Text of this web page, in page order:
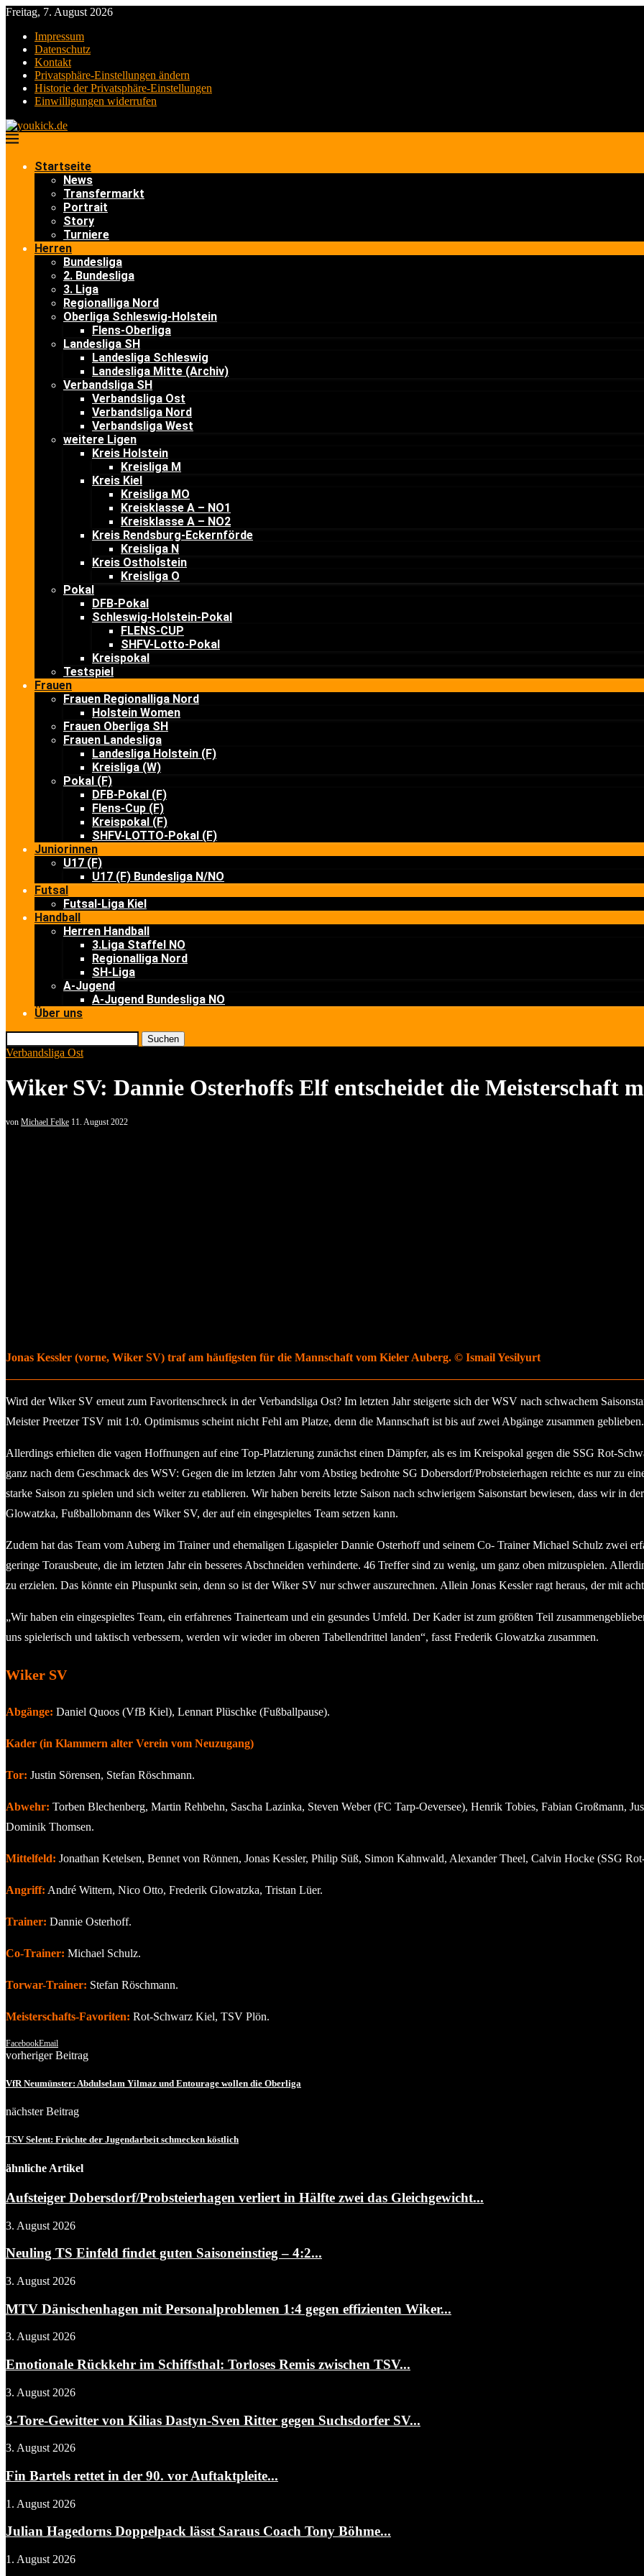
Freitag, 7. August 2026
Impressum
Datenschutz
Kontakt
Privatsphäre-Einstellungen ändern
Historie der Privatsphäre-Einstellungen
Einwilligungen widerrufen
Startseite
News
Transfermarkt
Portrait
Story
Turniere
Herren
Bundesliga
2. Bundesliga
3. Liga
Regionalliga Nord
Oberliga Schleswig-Holstein
Flens-Oberliga
Landesliga SH
Landesliga Schleswig
Landesliga Mitte (Archiv)
Verbandsliga SH
Verbandsliga Ost
Verbandsliga Nord
Verbandsliga West
weitere Ligen
Kreis Holstein
Kreisliga M
Kreis Kiel
Kreisliga MO
Kreisklasse A – NO1
Kreisklasse A – NO2
Kreis Rendsburg-Eckernförde
Kreisliga N
Kreis Ostholstein
Kreisliga O
Pokal
DFB-Pokal
Schleswig-Holstein-Pokal
FLENS-CUP
SHFV-Lotto-Pokal
Kreispokal
Testspiel
Frauen
Frauen Regionalliga Nord
Holstein Women
Frauen Oberliga SH
Frauen Landesliga
Landesliga Holstein (F)
Kreisliga (W)
Pokal (F)
DFB-Pokal (F)
Flens-Cup (F)
Kreispokal (F)
SHFV-LOTTO-Pokal (F)
Juniorinnen
U17 (F)
U17 (F) Bundesliga N/NO
Futsal
Futsal-Liga Kiel
Handball
Herren Handball
3.Liga Staffel NO
Regionalliga Nord
SH-Liga
A-Jugend
A-Jugend Bundesliga NO
Über uns
Suchen
Verbandsliga Ost
Wiker SV: Dannie Osterhoffs Elf entscheidet die Meisterschaft
von Michael Felke 11. August 2022
Jonas Kessler (vorne, Wiker SV) traf am häufigsten für die Mannschaft vom Kieler Auberg. © Ismail Yesilyurt
Wird der Wiker SV erneut zum Favoritenschreck in der Verbandsliga Ost? Im letzten Jahr steigerte sich der WSV nach schwachem
Meister Preetzer TSV mit 1:0. Optimismus scheint nicht Fehl am Platze, denn die Mannschaft ist bis auf zwei Abgänge zusammen geblieben.
Allerdings erhielten die vagen Hoffnungen auf eine Top-Platzierung zunächst einen Dämpfer, als es im Kreispokal gegen die SSG Rot-
ganz nach dem Geschmack des WSV: Gegen die im letzten Jahr vom Abstieg bedrohte SG Dobersdorf/Probsteierhagen reichte es nur zu
starke Saison zu spielen und sich weiter zu etablieren. Wir haben bereits letzte Saison nach schwierigem Saisonstart bewiesen, dass wir in
Glowatzka, Fußballobmann des Wiker SV, der auf ein eingespieltes Team setzen kann.
Zudem hat das Team vom Auberg im Trainer und ehemaligen Ligaspieler Dannie Osterhoff und seinem Co- Trainer Michael Schulz zwei
geringe Torausbeute, die im letzten Jahr ein besseres Abschneiden verhinderte. 46 Treffer sind zu wenig, um ganz oben mitzuspielen.
zu erzielen. Das könnte ein Pluspunkt sein, denn so ist der Wiker SV nur schwer auszurechnen. Allein Jonas Kessler ragt heraus, der mit
„Wir haben ein eingespieltes Team, ein erfahrenes Trainerteam und ein gesundes Umfeld. Der Kader ist zum größten Teil
uns spielerisch und taktisch verbessern, werden wir wieder im oberen Tabellendrittel landen“, fasst Frederik Glowatzka zusammen.
Wiker SV
Abgänge: Daniel Quoos (VfB Kiel), Lennart Plüschke (Fußballpause).
Kader (in Klammern alter Verein vom Neuzugang)
Tor: Justin Sörensen, Stefan Röschmann.
Abwehr: Torben Blechenberg, Martin Rehbehn, Sascha Lazinka, Steven Weber (FC Tarp-Oeversee), Henrik Tobies, Fabian Großmann,
Dominik Thomsen.
Mittelfeld: Jonathan Ketelsen, Bennet von Rönnen, Jonas Kessler, Philip Süß, Simon Kahnwald, Alexander Theel, Calvin Hocke (SSG
Angriff: André Wittern, Nico Otto, Frederik Glowatzka, Tristan Lüer.
Trainer: Dannie Osterhoff.
Co-Trainer: Michael Schulz.
Torwar-Trainer: Stefan Röschmann.
Meisterschafts-Favoriten: Rot-Schwarz Kiel, TSV Plön.
FacebookEmail
vorheriger Beitrag
VfR Neumünster: Abdulselam Yilmaz und Entourage wollen die Oberliga
nächster Beitrag
TSV Selent: Früchte der Jugendarbeit schmecken köstlich
ähnliche Artikel
Aufsteiger Dobersdorf/Probsteierhagen verliert in Hälfte zwei das Gleichgewicht...
3. August 2026
Neuling TS Einfeld findet guten Saisoneinstieg – 4:2...
3. August 2026
MTV Dänischenhagen mit Personalproblemen 1:4 gegen effizienten Wiker...
3. August 2026
Emotionale Rückkehr im Schiffsthal: Torloses Remis zwischen TSV...
3. August 2026
3-Tore-Gewitter von Kilias Dastyn-Sven Ritter gegen Suchsdorfer SV...
3. August 2026
Fin Bartels rettet in der 90. vor Auftaktpleite...
1. August 2026
Julian Hagedorns Doppelpack lässt Saraus Coach Tony Böhme...
1. August 2026